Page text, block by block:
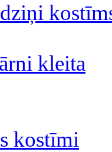
kleita
kostīmi